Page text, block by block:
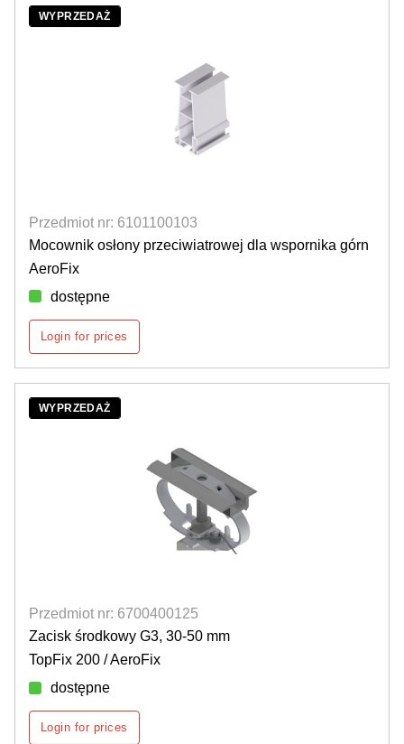
WYPRZEDAŻ
Przedmiot nr: 6101100103
Mocownik osłony przeciwiatrowej dla wspornika górn
AeroFix
dostępne
Login for prices
WYPRZEDAŻ
Przedmiot nr: 6700400125
Zacisk środkowy G3, 30-50 mm
TopFix 200 / AeroFix
dostępne
Login for prices